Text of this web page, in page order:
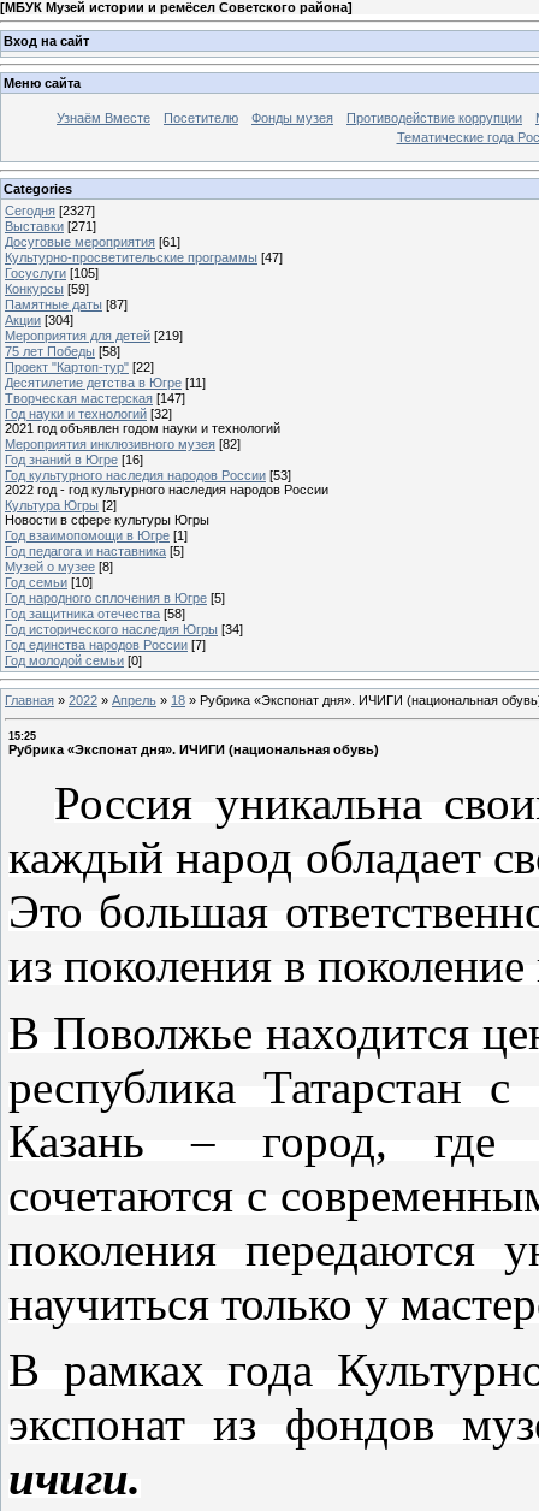
[МБУК Музей истории и ремёсел Советского района]
Вход на сайт
Меню сайта
Узнаём Вместе Посетителю Фонды музея Противодействие коррупции
Тематические года
Categories
Сегодня [2327]
Выставки [271]
Досуговые мероприятия [61]
Культурно-просветительские программы [47]
Госуслуги [105]
Конкурсы [59]
Памятные даты [87]
Акции [304]
Мероприятия для детей [219]
75 лет Победы [58]
Проект "Картоп-тур" [22]
Десятилетие детства в Югре [11]
Творческая мастерская [147]
Год науки и технологий [32]
2021 год объявлен годом науки и технологий
Мероприятия инклюзивного музея [82]
Год знаний в Югре [16]
Год культурного наследия народов России [53]
2022 год - год культурного наследия народов России
Культура Югры [2]
Новости в сфере культуры Югры
Год взаимопомощи в Югре [1]
Год педагога и наставника [5]
Музей о музее [8]
Год семьи [10]
Год народного сплочения в Югре [5]
Год защитника отечества [58]
Год исторического наследия Югры [34]
Год единства народов России [7]
Год молодой семьи [0]
Главная » 2022 » Апрель » 18 » Рубрика «Экспонат дня». ИЧИГИ (национальная
15:25
Рубрика «Экспонат дня». ИЧИГИ (национальная обувь)
Россия уникальна
каждый народ обладает
Это большая
из поколения в
В Поволжье находится
республика Татарстан
Казань – город, где
сочетаются с
поколения передаются
научиться только у
В рамках года
экспонат из фондов
ичиги.